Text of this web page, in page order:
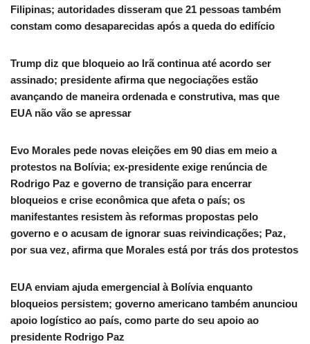
Filipinas; autoridades disseram que 21 pessoas também
constam como desaparecidas após a queda do edifício
Trump diz que bloqueio ao Irã continua até acordo ser
assinado; presidente afirma que negociações estão
avançando de maneira ordenada e construtiva, mas que
EUA não vão se apressar
Evo Morales pede novas eleições em 90 dias em meio a
protestos na Bolívia; ex-presidente exige renúncia de
Rodrigo Paz e governo de transição para encerrar
bloqueios e crise econômica que afeta o país; os
manifestantes resistem às reformas propostas pelo
governo e o acusam de ignorar suas reivindicações; Paz,
por sua vez, afirma que Morales está por trás dos protestos
EUA enviam ajuda emergencial à Bolívia enquanto
bloqueios persistem; governo americano também anunciou
apoio logístico ao país, como parte do seu apoio ao
presidente Rodrigo Paz